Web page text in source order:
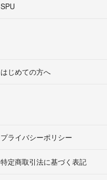
SPU
はじめての方へ
プライバシーポリシー
特定商取引法に基づく表記